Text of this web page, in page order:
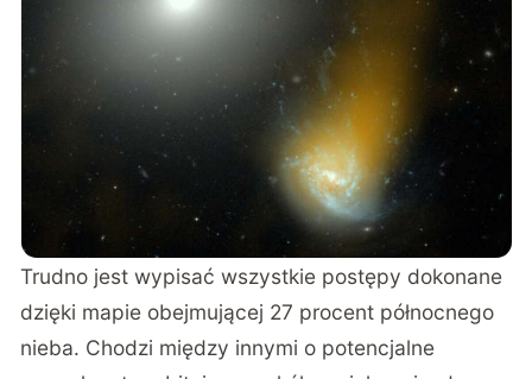
Trudno jest wypisać wszystkie postępy dokonane
dzięki mapie obejmującej 27 procent północnego
nieba. Chodzi między innymi o potencjalne